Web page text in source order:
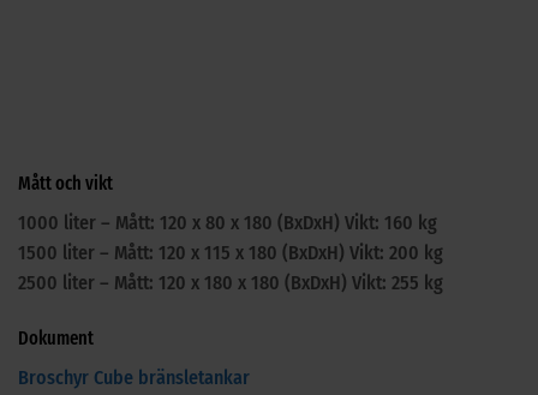
Mått och vikt
1000 liter – Mått: 120 x 80 x 180 (BxDxH) Vikt: 160 kg
1500 liter – Mått: 120 x 115 x 180 (BxDxH) Vikt: 200 kg
2500 liter – Mått: 120 x 180 x 180 (BxDxH) Vikt: 255 kg
Dokument
Broschyr Cube bränsletankar